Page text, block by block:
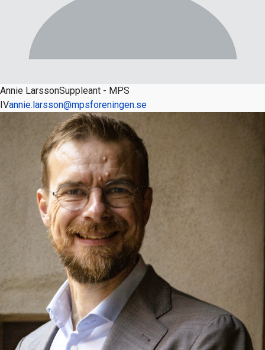
Annie LarssonSuppleant - MPS
IVannie.larsson@mpsforeningen.se